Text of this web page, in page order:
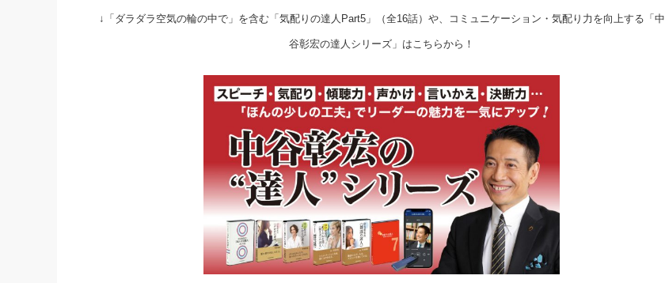
↓「ダラダラ空気の輪の中で」を含む「気配りの達人Part5」（全16話）や、コミュニケーション・気配り力を向上する「中
谷彰宏の達人シリーズ」はこちらから！